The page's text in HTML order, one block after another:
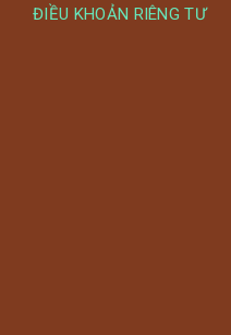
ĐIỀU KHOẢN RIÊNG TƯ